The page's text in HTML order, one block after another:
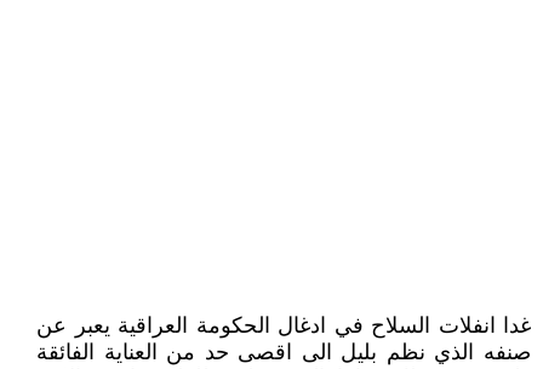
غدا انفلات السلاح في ادغال الحكومة العراقية يعبر عن
صنفه الذي نظم بليل الى اقصى حد من العناية الفائقة